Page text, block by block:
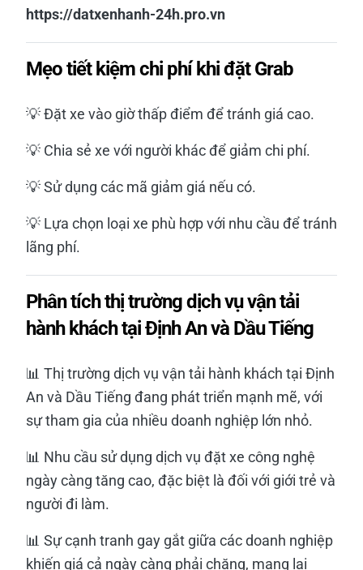
https://datxenhanh-24h.pro.vn
Mẹo tiết kiệm chi phí khi đặt Grab
💡 Đặt xe vào giờ thấp điểm để tránh giá cao.
💡 Chia sẻ xe với người khác để giảm chi phí.
💡 Sử dụng các mã giảm giá nếu có.
💡 Lựa chọn loại xe phù hợp với nhu cầu để tránh
lãng phí.
Phân tích thị trường dịch vụ vận tải
hành khách tại Định An và Dầu Tiếng
📊 Thị trường dịch vụ vận tải hành khách tại Định
An và Dầu Tiếng đang phát triển mạnh mẽ, với
sự tham gia của nhiều doanh nghiệp lớn nhỏ.
📊 Nhu cầu sử dụng dịch vụ đặt xe công nghệ
ngày càng tăng cao, đặc biệt là đối với giới trẻ và
người đi làm.
📊 Sự cạnh tranh gay gắt giữa các doanh nghiệp
khiến giá cả ngày càng phải chăng, mang lại